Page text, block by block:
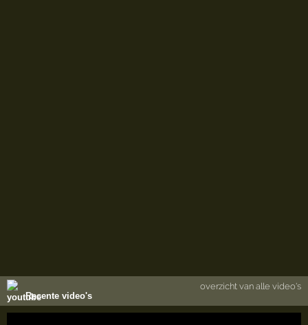
Recente video's
overzicht van alle video's